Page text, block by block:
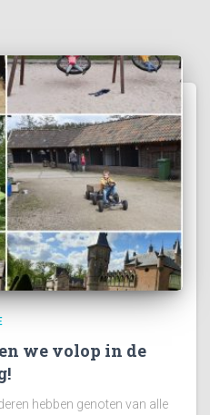
we volop in de
hebben genoten van alle